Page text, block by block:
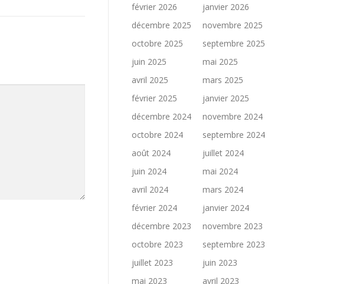
février 2026
janvier 2026
décembre 2025
novembre 2025
octobre 2025
septembre 2025
juin 2025
mai 2025
avril 2025
mars 2025
février 2025
janvier 2025
décembre 2024
novembre 2024
octobre 2024
septembre 2024
août 2024
juillet 2024
juin 2024
mai 2024
avril 2024
mars 2024
février 2024
janvier 2024
décembre 2023
novembre 2023
octobre 2023
septembre 2023
juillet 2023
juin 2023
mai 2023
avril 2023